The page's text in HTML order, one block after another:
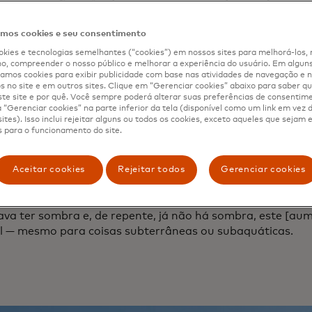
ajuda na captura de
de gases com efeito de estufa
o aquecimento global. Quais
da restauração?
Hyppolite:As florestas proporcionam muitos
também para as comunidades. As árvores previnem a
não só para a produtividade e fertilidade do
da água a jusante e para a redução das
também proporcionam sombra, protegem o solo e
que os sistemas hídricos voltem a funcionar de
para garantir o acesso a água doce para consumo
também como reguladores de temperatura. Se
ter sombra e, de repente, já não há sombra, este
— mesmo para coisas subterrâneas ou subaquáticas.
cookies e seu consentimento
e tecnologias semelhantes (“cookies”) em nossos sites para melhorá-los,
compreender o nosso público e melhorar a experiência do usuário. Em
cookies para exibir publicidade com base nas atividades de navegação e
no site e em outros sites. Clique em “Gerenciar cookies” abaixo para saber
site e por quê. Você sempre poderá alterar suas preferências de
cookies” na parte inferior da tela (disponível como um link em vez
Isso inclui rejeitar alguns ou todos os cookies, exceto aqueles que sejam
para o funcionamento do site.
Aceitar cookies Rejeitar todos Gerenciar cookies